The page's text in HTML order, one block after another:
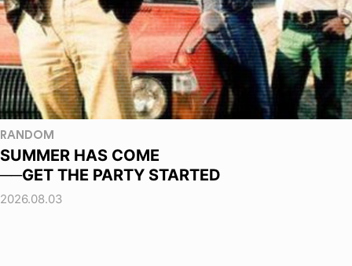
RANDOM
SUMMER HAS COME
──GET THE PARTY STARTED
2026.08.03